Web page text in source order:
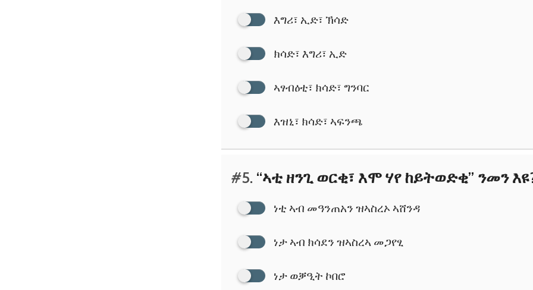
እግሪ፣ ኢድ፣ ኽሳድ
ክሳድ፣ እግሪ፣ ኢድ
ኣፃብዕቲ፣ ክሳድ፣ ግንባር
እዝኒ፣ ክሳድ፣ ኣፍንጫ
#5. “ኣቲ ዘንጊ ወርቂ፣ እሞ ሃየ ከይትወድቂ” ንመን
ነቲ ኣብ መዓንጠአን ዝኣስረኦ ኣሸንዳ
ነታ ኣብ ክሳደን ዝኣስረኣ መጋየፂ
ነታ ወቓዒት ኮበሮ